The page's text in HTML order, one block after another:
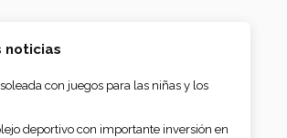
noticias
con juegos para las niñas y los
deportivo con importante inversión en